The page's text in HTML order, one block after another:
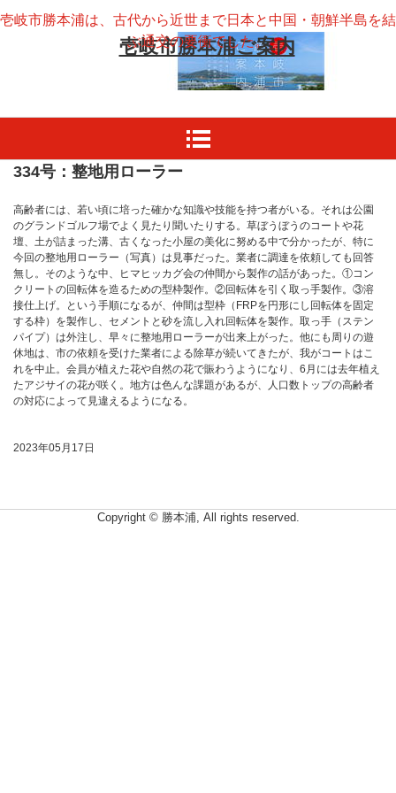
壱岐市勝本浦ご案内
壱岐市勝本浦は、古代から近世まで日本と中国・朝鮮半島を結
ぶ通交の要衝でした。
334号：整地用ローラー
高齢者には、若い頃に培った確かな知識や技能を持つ者がいる。それは公園
のグランドゴルフ場でよく見たり聞いたりする。草ぼうぼうのコートや花
壇、土が詰まった溝、古くなった小屋の美化に努める中で分かったが、特に
今回の整地用ローラー（写真）は見事だった。業者に調達を依頼しても回答
無し。そのような中、ヒマヒッカグ会の仲間から製作の話があった。①コン
クリートの回転体を造るための型枠製作。②回転体を引く取っ手製作。③溶
接仕上げ。という手順になるが、仲間は型枠（FRPを円形にし回転体を固定
する枠）を製作し、セメントと砂を流し入れ回転体を製作。取っ手（ステン
パイプ）は外注し、早々に整地用ローラーが出来上がった。他にも周りの遊
休地は、市の依頼を受けた業者による除草が続いてきたが、我がコートはこ
れを中止。会員が植えた花や自然の花で賑わうようになり、6月には去年植え
たアジサイの花が咲く。地方は色んな課題があるが、人口数トップの高齢者
の対応によって見違えるようになる。
2023年05月17日
Copyright © 勝本浦, All rights reserved.